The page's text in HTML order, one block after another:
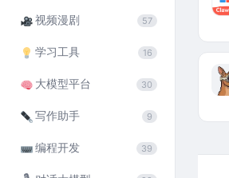
视频漫剧 57
学习工具 16
大模型平台 30
写作助手 9
编程开发 39